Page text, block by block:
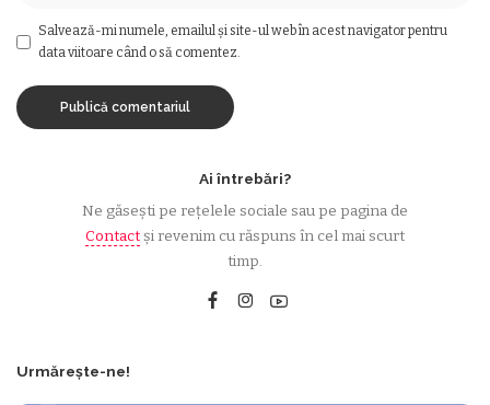
Salvează-mi numele, emailul și site-ul web în acest navigator pentru
data viitoare când o să comentez.
Ai întrebări?
Ne găsești pe rețelele sociale sau pe pagina de
Contactși revenim cu răspuns în cel mai scurt
timp.
Urmărește-ne!